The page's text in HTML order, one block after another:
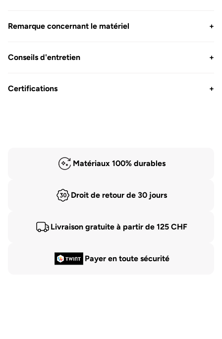
Remarque concernant le matériel +
Conseils d'entretien +
Certifications +
Matériaux 100% durables
Droit de retour de 30 jours
Livraison gratuite à partir de 125 CHF
Payer en toute sécurité